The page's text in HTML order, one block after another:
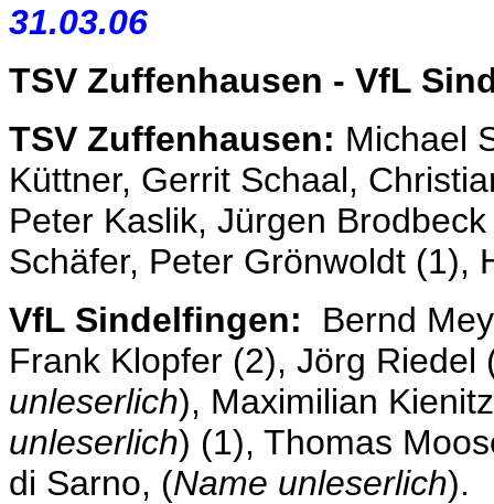
31.03.06
TSV Zuffenhausen - VfL
TSV Zuffenhausen: Michael
Küttner, Gerrit Schaal,
Peter Kaslik, Jürgen
Schäfer, Peter Grönwoldt (1),
VfL Sindelfingen: Bernd
Frank Klopfer (2), Jörg
unleserlich), Maximilian
unleserlich) (1), Thomas
di Sarno, (Name unleserlich).